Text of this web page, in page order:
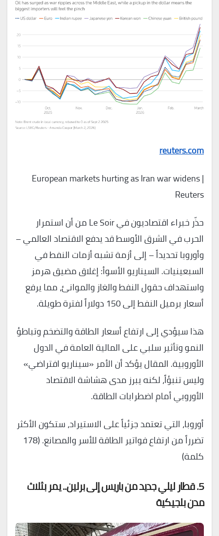
reuters.com
European markets hurting as Iran war widens |
Reuters
حذّر خبراء اقتصاديون في Le Soir من أن استمرار
الحرب في الشرق الأوسط قد يدفع الاقتصاد العالمي –
وأوروبا تحديداً – إلى أزمة تشبه أزمات النفط في
السبعينيات. السيناريو الأسوأ: إغلاق مضيق هرمز
واستهداف حقول النفط والغاز والموانئ، مما يرفع
أسعار برميل النفط إلى 150 دولاراً لفترة طويلة.
هذا سيؤدي إلى ارتفاع أسعار الطاقة والتضخم وتباطؤ
النمو وتأثير سلبي على المالية العامة في الدول
الأوروبية. المقال يؤكد أن الأمر «سيناريو افتراضي»
وليس تنبؤاً، لكنه يبرز مدى هشاشة الاقتصاد
الأوروبي أمام اضطرابات الطاقة.
أوروبا، التي تعتمد جزئياً على الاستيراد، ستكون الأكثر
تضرراً من ارتفاع فواتير الطاقة للأسر والمصانع. (178
كلمة)
5. قطار ليلي جديد من باريس إلى برلين.. يمر بثلاث
مدن بلجيكية